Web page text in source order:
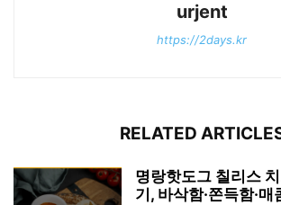
urjent
https://2days.kr
RELATED
명랑핫도그 칠리스
기, 바삭함·쫀득함·